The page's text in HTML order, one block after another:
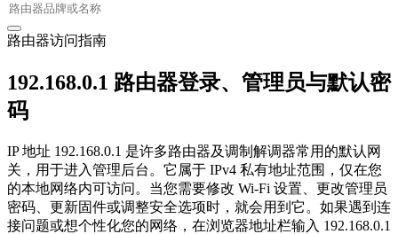
路由器访问指南
192.168.0.1 路由器登录、管理员与默认密
码
IP 地址 192.168.0.1 是许多路由器及调制解调器常用的默认网
关，用于进入管理后台。它属于 IPv4 私有地址范围，仅在您
的本地网络内可访问。当您需要修改 Wi-Fi 设置、更改管理员
密码、更新固件或调整安全选项时，就会用到它。如果遇到连
接问题或想个性化您的网络，在浏览器地址栏输入 192.168.0.1